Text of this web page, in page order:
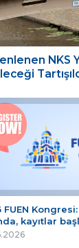
NKS
FUEN
kayıtlar